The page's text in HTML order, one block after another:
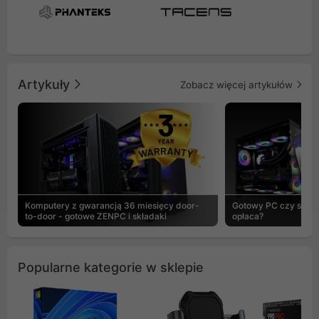
Artykuły Zobacz więcej artykułów
Komputery z gwarancją 36 miesięcy door-
to-door - gotowe ZENPC i składaki
Gotowy PC czy
opłaca?
Popularne kategorie w sklepie